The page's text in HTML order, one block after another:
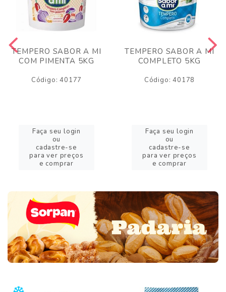
TEMPERO SABOR A MI
COM PIMENTA 5KG
Código: 40177
Faça seu login
ou
cadastre-se
para ver preços
e comprar
TEMPERO SABOR A MI
COMPLETO 5KG
Código: 40178
Faça seu login
ou
cadastre-se
para ver preços
e comprar